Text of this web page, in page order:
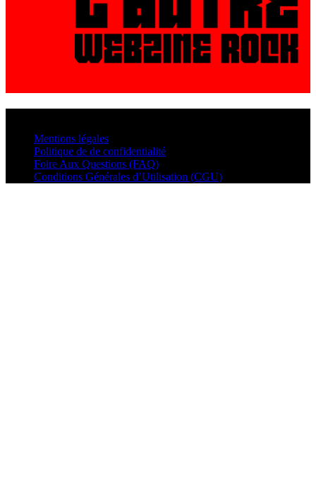
Mentions légales
Politique de de confidentialité
Foire Aux Questions (FAQ)
Conditions Générales d’Utilisation (CGU)